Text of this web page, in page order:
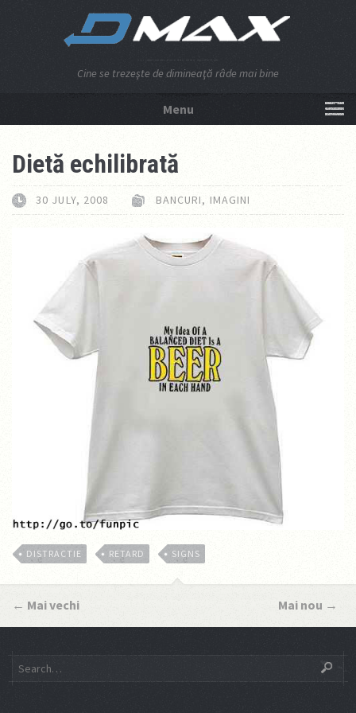
Cine se trezeşte de dimineaţă râde mai bine
Menu
Dietă echilibrată
30 JULY, 2008 BANCURI, IMAGINI
DISTRACTIE RETARD SIGNS
← Mai vechi Mai nou →